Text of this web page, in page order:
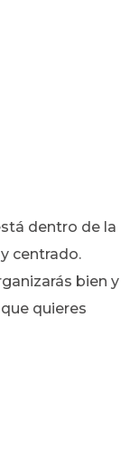
dentro de la
centrado.
bien y
quieres